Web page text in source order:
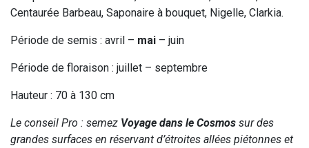
Centaurée Barbeau, Saponaire à bouquet, Nigelle, Clarkia.
Période de semis : avril – mai – juin
Période de floraison : juillet – septembre
Hauteur : 70 à 130 cm
Le conseil Pro : semez Voyage dans le Cosmos sur des
grandes surfaces en réservant d’étroites allées piétonnes et